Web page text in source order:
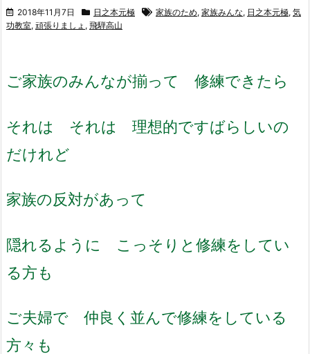
2018年11月7日 日之本元極 家族のため, 家族みんな, 日之本元極, 気
功教室, 頑張りましょ , 飛騨高山
ご家族のみんなが揃って 修練できたら
それは それは 理想的ですばらしいの
だけれど
家族の反対があって
隠れるように こっそりと修練をしてい
る方も
ご夫婦で 仲良く並んで修練をしている
方々も